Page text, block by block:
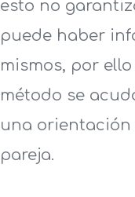
esto no
puede haber
mismos, por
método se
una
pareja.